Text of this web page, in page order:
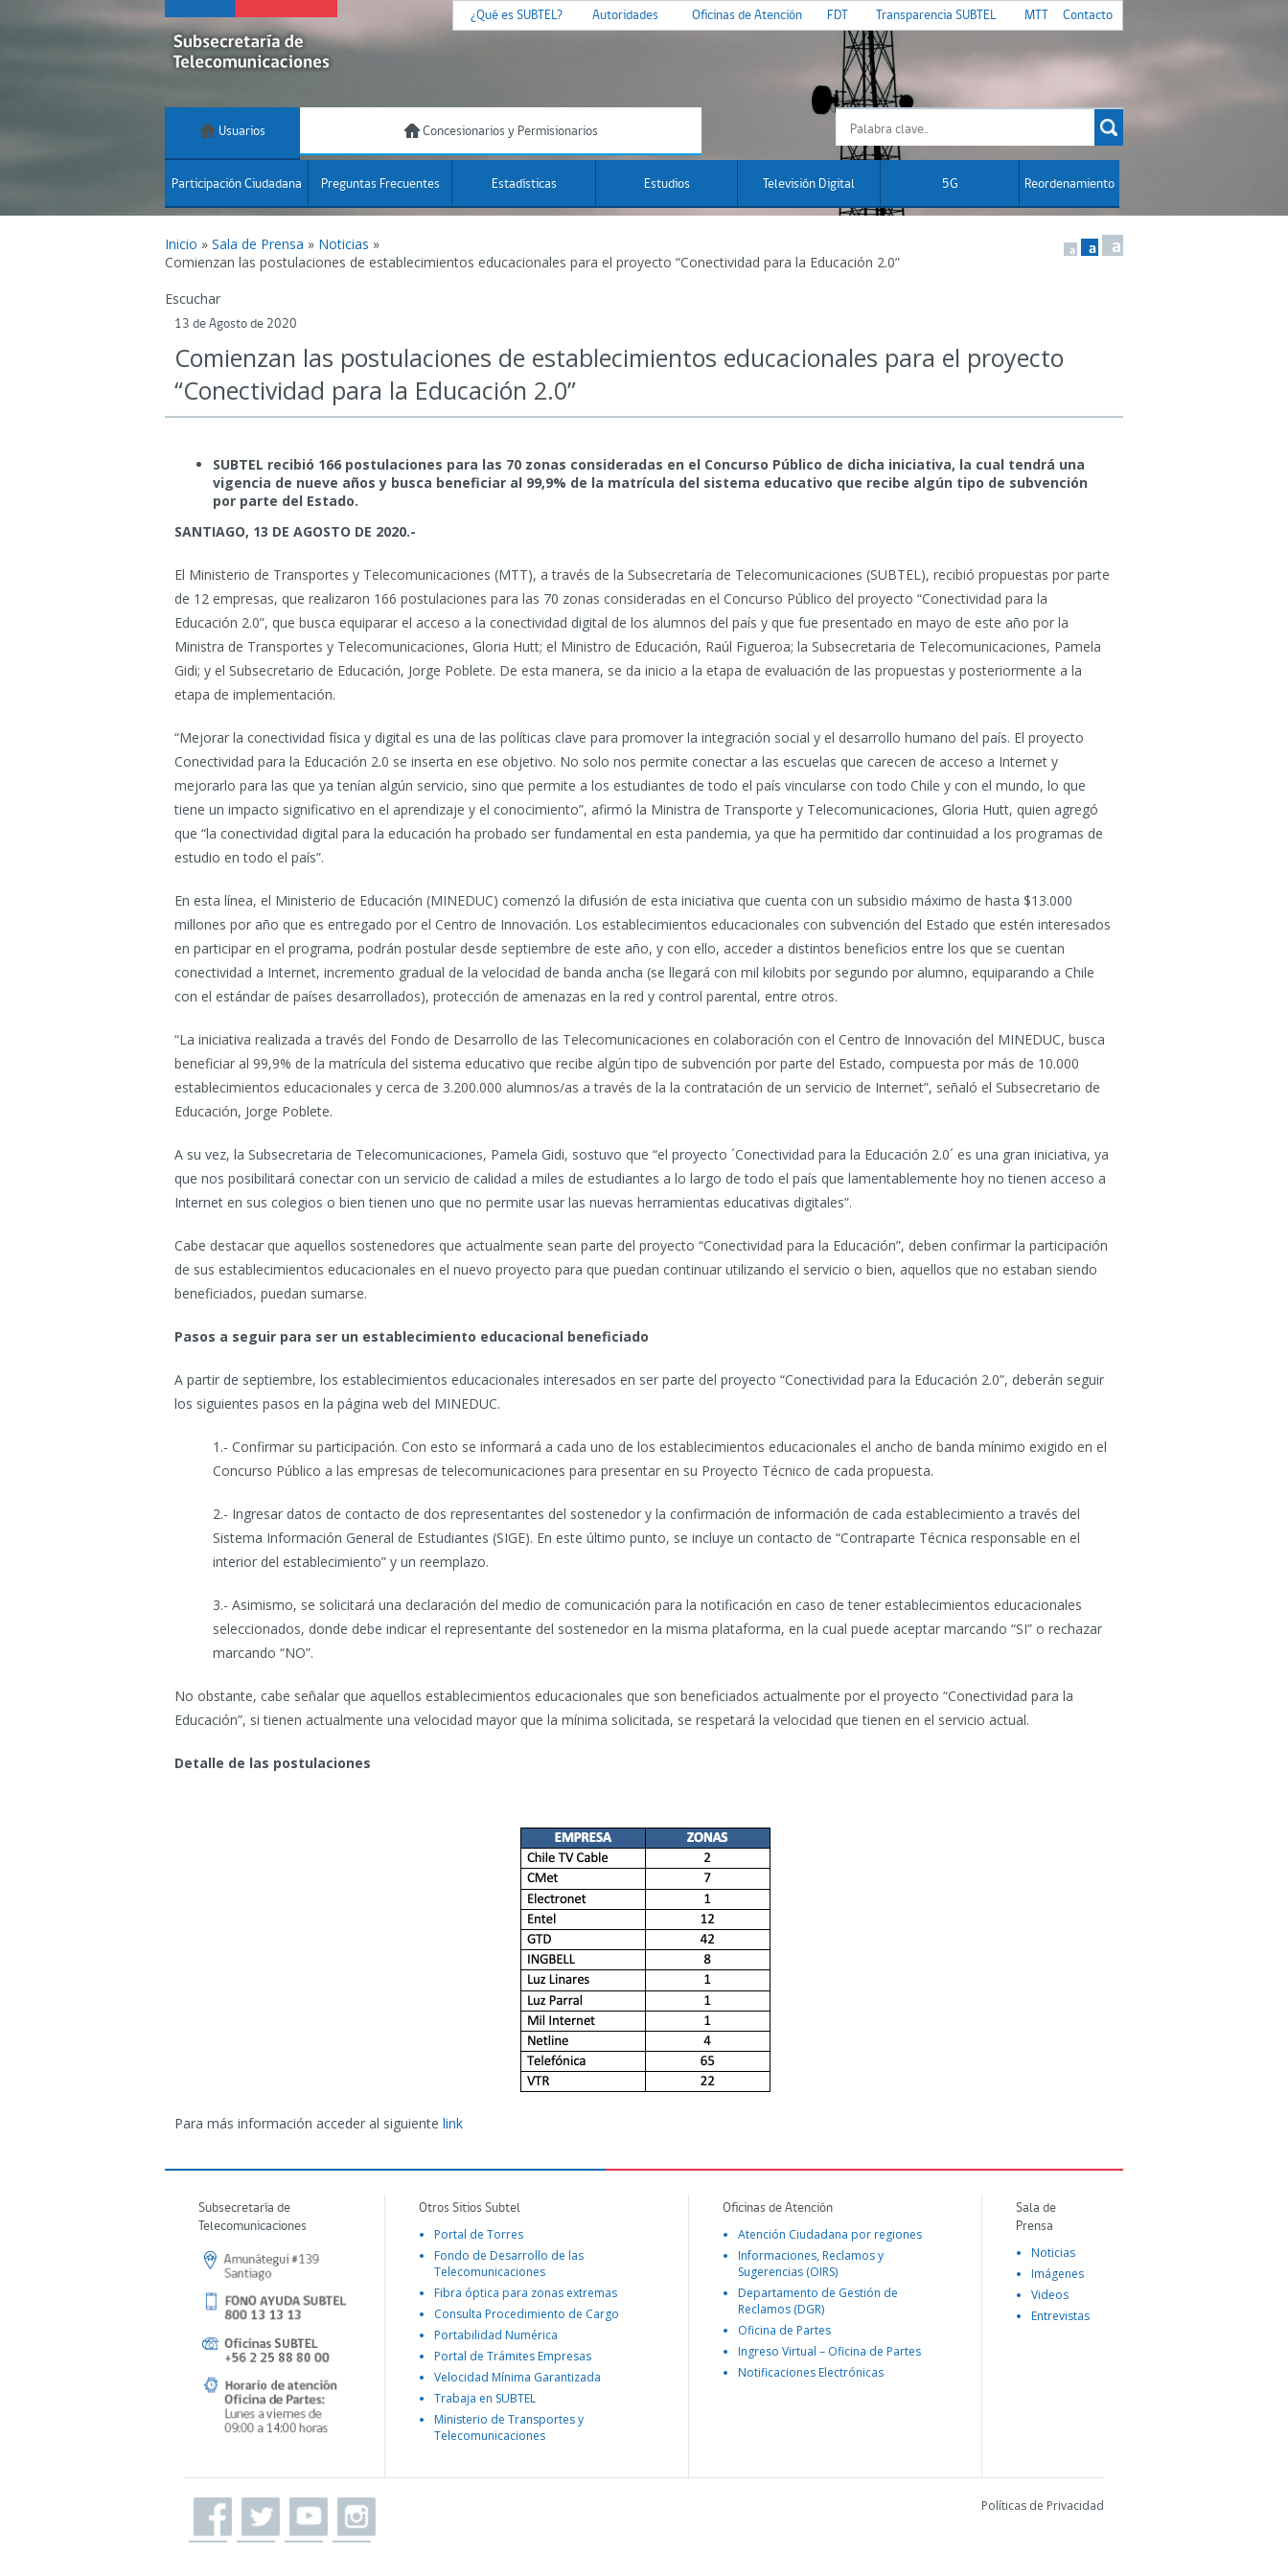
¿Qué es SUBTEL? Autoridades Oficinas de Atención FDT Transparencia SUBTEL MTT Contacto
Usuarios Concesionarios y Permisionarios
Participación Ciudadana Preguntas Frecuentes Estadísticas Estudios Televisión Digital 5G Reordenamiento
Inicio » Sala de Prensa » Noticias »
Comienzan las postulaciones de establecimientos educacionales para el proyecto “Conectividad para la Educación 2.0”
a a a
Escuchar
13 de Agosto de 2020
Comienzan las postulaciones de establecimientos educacionales para el proyecto
“Conectividad para la Educación 2.0”
SUBTEL recibió 166 postulaciones para las 70 zonas consideradas en el Concurso Público de dicha iniciativa, la cual tendrá una
vigencia de nueve años y busca beneficiar al 99,9% de la matrícula del sistema educativo que recibe algún tipo de subvención
por parte del Estado.
SANTIAGO, 13 DE AGOSTO DE 2020.-
El Ministerio de Transportes y Telecomunicaciones (MTT), a través de la Subsecretaría de Telecomunicaciones (SUBTEL), recibió propuestas por parte
de 12 empresas, que realizaron 166 postulaciones para las 70 zonas consideradas en el Concurso Público del proyecto “Conectividad para la
Educación 2.0”, que busca equiparar el acceso a la conectividad digital de los alumnos del país y que fue presentado en mayo de este año por la
Ministra de Transportes y Telecomunicaciones, Gloria Hutt; el Ministro de Educación, Raúl Figueroa; la Subsecretaria de Telecomunicaciones, Pamela
Gidi; y el Subsecretario de Educación, Jorge Poblete. De esta manera, se da inicio a la etapa de evaluación de las propuestas y posteriormente a la
etapa de implementación.
“Mejorar la conectividad física y digital es una de las políticas clave para promover la integración social y el desarrollo humano del país. El proyecto
Conectividad para la Educación 2.0 se inserta en ese objetivo. No solo nos permite conectar a las escuelas que carecen de acceso a Internet y
mejorarlo para las que ya tenían algún servicio, sino que permite a los estudiantes de todo el país vincularse con todo Chile y con el mundo, lo que
tiene un impacto significativo en el aprendizaje y el conocimiento”, afirmó la Ministra de Transporte y Telecomunicaciones, Gloria Hutt, quien agregó
que “la conectividad digital para la educación ha probado ser fundamental en esta pandemia, ya que ha permitido dar continuidad a los programas de
estudio en todo el país”.
En esta línea, el Ministerio de Educación (MINEDUC) comenzó la difusión de esta iniciativa que cuenta con un subsidio máximo de hasta $13.000
millones por año que es entregado por el Centro de Innovación. Los establecimientos educacionales con subvención del Estado que estén interesados
en participar en el programa, podrán postular desde septiembre de este año, y con ello, acceder a distintos beneficios entre los que se cuentan
conectividad a Internet, incremento gradual de la velocidad de banda ancha (se llegará con mil kilobits por segundo por alumno, equiparando a Chile
con el estándar de países desarrollados), protección de amenazas en la red y control parental, entre otros.
“La iniciativa realizada a través del Fondo de Desarrollo de las Telecomunicaciones en colaboración con el Centro de Innovación del MINEDUC, busca
beneficiar al 99,9% de la matrícula del sistema educativo que recibe algún tipo de subvención por parte del Estado, compuesta por más de 10.000
establecimientos educacionales y cerca de 3.200.000 alumnos/as a través de la la contratación de un servicio de Internet”, señaló el Subsecretario de
Educación, Jorge Poblete.
A su vez, la Subsecretaria de Telecomunicaciones, Pamela Gidi, sostuvo que “el proyecto ´Conectividad para la Educación 2.0´ es una gran iniciativa, ya
que nos posibilitará conectar con un servicio de calidad a miles de estudiantes a lo largo de todo el país que lamentablemente hoy no tienen acceso a
Internet en sus colegios o bien tienen uno que no permite usar las nuevas herramientas educativas digitales”.
Cabe destacar que aquellos sostenedores que actualmente sean parte del proyecto “Conectividad para la Educación”, deben confirmar la participación
de sus establecimientos educacionales en el nuevo proyecto para que puedan continuar utilizando el servicio o bien, aquellos que no estaban siendo
beneficiados, puedan sumarse.
Pasos a seguir para ser un establecimiento educacional beneficiado
A partir de septiembre, los establecimientos educacionales interesados en ser parte del proyecto “Conectividad para la Educación 2.0”, deberán seguir
los siguientes pasos en la página web del MINEDUC.
1.- Confirmar su participación. Con esto se informará a cada uno de los establecimientos educacionales el ancho de banda mínimo exigido en el
Concurso Público a las empresas de telecomunicaciones para presentar en su Proyecto Técnico de cada propuesta.
2.- Ingresar datos de contacto de dos representantes del sostenedor y la confirmación de información de cada establecimiento a través del
Sistema Información General de Estudiantes (SIGE). En este último punto, se incluye un contacto de “Contraparte Técnica responsable en el
interior del establecimiento” y un reemplazo.
3.- Asimismo, se solicitará una declaración del medio de comunicación para la notificación en caso de tener establecimientos educacionales
seleccionados, donde debe indicar el representante del sostenedor en la misma plataforma, en la cual puede aceptar marcando “SI” o rechazar
marcando “NO”.
No obstante, cabe señalar que aquellos establecimientos educacionales que son beneficiados actualmente por el proyecto “Conectividad para la
Educación”, si tienen actualmente una velocidad mayor que la mínima solicitada, se respetará la velocidad que tienen en el servicio actual.
Detalle de las postulaciones
Para más información acceder al siguiente link
Subsecretaría de
Telecomunicaciones
Otros Sitios Subtel
Portal de Torres
Fondo de Desarrollo de las
Telecomunicaciones
Fibra óptica para zonas extremas
Consulta Procedimiento de Cargo
Portabilidad Numérica
Portal de Trámites Empresas
Velocidad Mínima Garantizada
Trabaja en SUBTEL
Ministerio de Transportes y
Telecomunicaciones
Oficinas de Atención
Atención Ciudadana por regiones
Informaciones, Reclamos y
Sugerencias (OIRS)
Departamento de Gestión de
Reclamos (DGR)
Oficina de Partes
Ingreso Virtual – Oficina de Partes
Notificaciones Electrónicas
Sala de
Prensa
Noticias
Imágenes
Videos
Entrevistas
Políticas de Privacidad